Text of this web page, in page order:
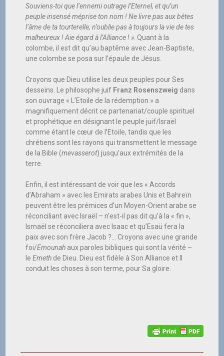
Souviens-toi que l’ennemi outrage l’Eternel, et qu’un
peuple insensé méprise ton nom ! Ne livre pas aux bêtes
l’âme de ta tourterelle, n’oublie pas à toujours la vie de tes
malheureux ! Aie égard à l’Alliance ! » . Quant à la
colombe, il est dit qu’au baptême avec Jean-Baptiste,
une colombe se posa sur l’épaule de Jésus.
Croyons que Dieu utilise les deux peuples pour Ses
desseins. Le philosophe juif Franz Rosenszweig dans
son ouvrage « L’Etoile de la rédemption » a
magnifiquement décrit ce partenariat/couple spirituel
et prophétique en désignant le peuple juif/Israël
comme étant le cœur de l’Etoile, tandis que les
chrétiens sont les rayons qui transmettent le message
de la Bible (mevasserot) jusqu’aux extrémités de la
terre.
Enfin, il est intéressant de voir que les « Accords
d’Abraham » avec les Emirats arabes Unis et Bahreïn
peuvent être les prémices d’un Moyen-Orient arabe se
réconciliant avec Israël – n’est-il pas dit qu’à la « fin »,
Ismaël se réconciliera avec Isaac et qu’Esaü fera la
paix avec son frère Jacob ?… Croyons avec une grande
foi/Emounah aux paroles bibliques qui sont la vérité –
leEmeth de Dieu. Dieu est fidèle à Son Alliance et Il
conduit les choses à son terme, pour Sa gloire.